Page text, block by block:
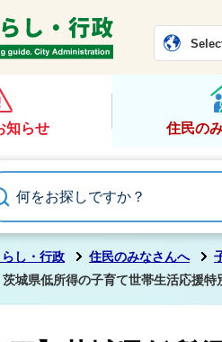
知らせ 住民の
らし・行政 住民のみなさんへ
茨城県低所得の子育て世帯生活応援